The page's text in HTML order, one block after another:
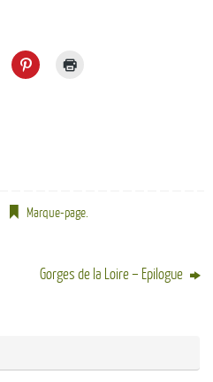
Marque-page.
Gorges de la Loire – Epilogue